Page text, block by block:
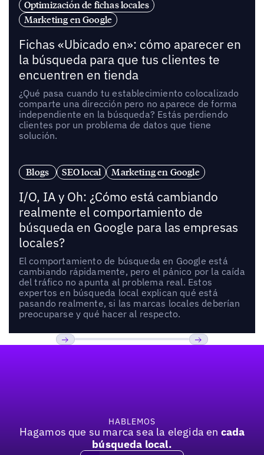
Optimización de fichas locales
Marketing en Google
Fichas «Ubicado en»: cómo aparecer en
la búsqueda para que tus clientes te
encuentren en tienda
¿Qué pasa cuando tu establecimiento colocalizado
comparte una dirección pero no aparece de forma
independiente en la búsqueda? Estás perdiendo
clientes por un problema de datos que tiene
solución.
Blogs SEO local Marketing en Google
I/O, IA y Oh: ¿Cómo está cambiando
realmente el comportamiento de
búsqueda en Google para las empresas
locales?
El comportamiento de búsqueda en Google está
cambiando rápidamente, pero el pánico por la caída
del tráfico no apunta al problema real. Estos
expertos en búsqueda local explican qué está
pasando realmente, si las marcas locales deberían
preocuparse y qué hacer al respecto.
HABLEMOS
Hagamos que su marca sea la elegida en cada
búsqueda local.